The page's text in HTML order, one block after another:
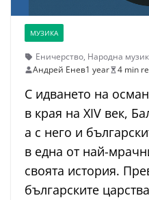
МУЗИКА
Еничерство, Народна
Андрей Енев1 year 4 min
С идването на
в края на XIV век,
а с него и
в една от най-
своята история.
българските